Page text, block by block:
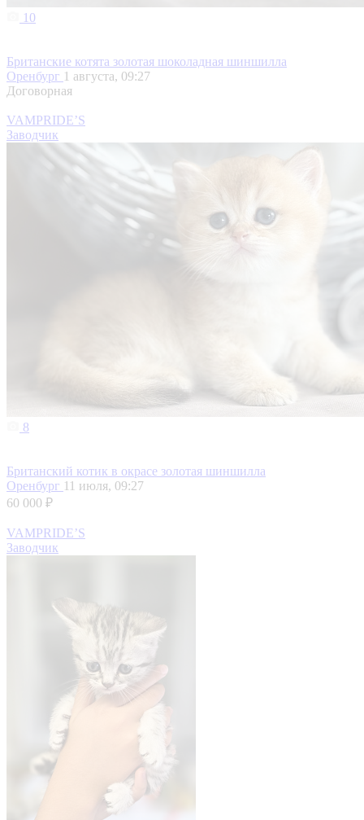
10
Британские котята золотая шоколадная шиншилла
Оренбург 1 августа, 09:27
Договорная
VAMPRIDE’S
Заводчик
8
Британский котик в окрасе золотая шиншилла
Оренбург 11 июля, 09:27
60 000 ₽
VAMPRIDE’S
Заводчик